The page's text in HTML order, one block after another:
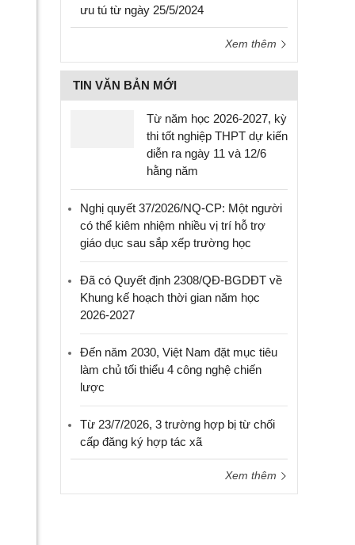
ưu tú từ ngày 25/5/2024
Xem thêm
TIN VĂN BẢN MỚI
Từ năm học 2026-2027, kỳ
thi tốt nghiệp THPT dự kiến
diễn ra ngày 11 và 12/6
hằng năm
Nghị quyết 37/2026/NQ-CP: Một người
có thể kiêm nhiệm nhiều vị trí hỗ trợ
giáo dục sau sắp xếp trường học
Đã có Quyết định 2308/QĐ-BGDĐT về
Khung kế hoạch thời gian năm học
2026-2027
Đến năm 2030, Việt Nam đặt mục tiêu
làm chủ tối thiểu 4 công nghệ chiến
lược
Từ 23/7/2026, 3 trường hợp bị từ chối
cấp đăng ký hợp tác xã
Xem thêm